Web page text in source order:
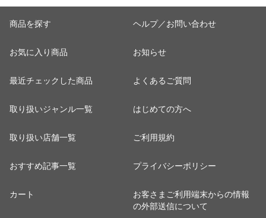
商品を探す
お気に入り商品
最近チェックした商品
取り扱いジャンル一覧
取り扱い店舗一覧
おすすめ記事一覧
カート
ヘルプ／お問い合わせ
お知らせ
よくあるご質問
はじめての方へ
ご利用規約
プライバシーポリシー
お客さまご利用端末からの情報
の外部送信について